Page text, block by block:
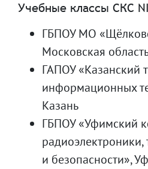
Учебные классы СКС
ГБПОУ МО
Московская
ГАПОУ «Казанский
информационных
Казань
ГБПОУ «Уфимский
и безопасности»,